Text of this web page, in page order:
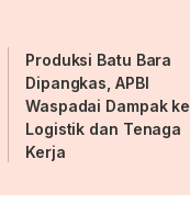
Produksi Batu Bara
Dipangkas, APBI
Waspadai Dampak ke
Logistik dan Tenaga
Kerja